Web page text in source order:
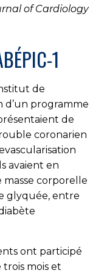
of Cardiology
1
de
d’un programme
de
coronarien
avaient en
masse corporelle
glyquée, entre
ont participé
mois et